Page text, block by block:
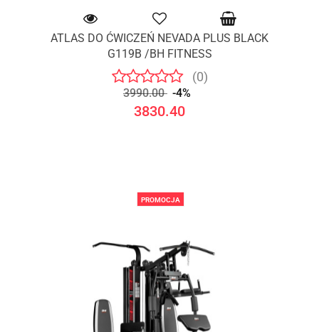
ATLAS DO ĆWICZEŃ NEVADA PLUS BLACK
G119B /BH FITNESS
(0)
3990.00 -4%
3830.40
PROMOCJA